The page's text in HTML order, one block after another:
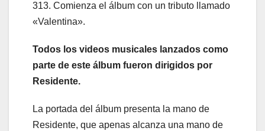
313. Comienza el álbum con un tributo llamado
«Valentina».
Todos los videos musicales lanzados como
parte de este álbum fueron dirigidos por
Residente.
La portada del álbum presenta la mano de
Residente, que apenas alcanza una mano de